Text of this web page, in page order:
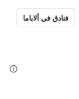
فنادق في ألاباما